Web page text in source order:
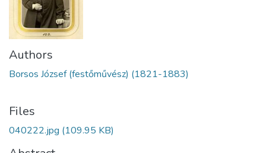
Authors
Borsos József (festőművész) (1821-1883)
Files
040222.jpg (109.95 KB)